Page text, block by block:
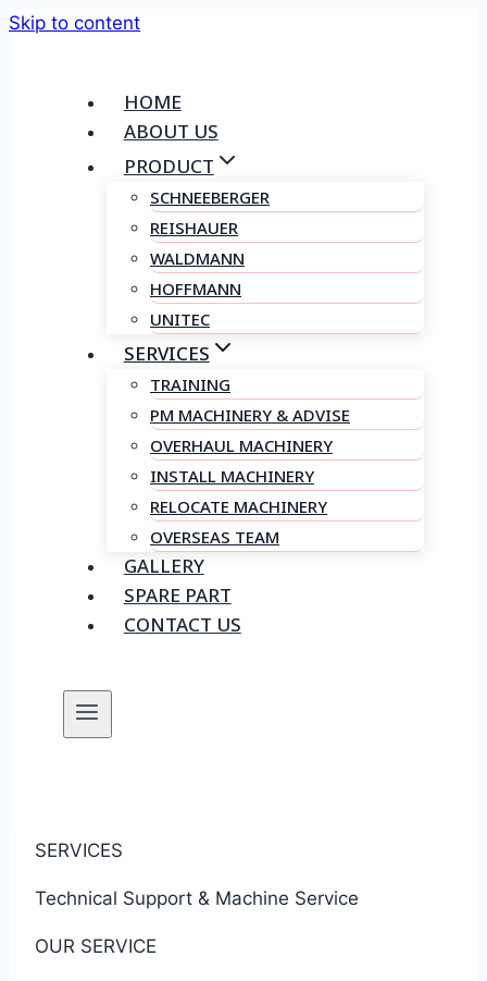
Skip to content
HOME
ABOUT US
PRODUCT
SCHNEEBERGER
REISHAUER
WALDMANN
HOFFMANN
UNITEC
SERVICES
TRAINING
PM MACHINERY & ADVISE
OVERHAUL MACHINERY
INSTALL MACHINERY
RELOCATE MACHINERY
OVERSEAS TEAM
GALLERY
SPARE PART
CONTACT US
SERVICES
Technical Support & Machine Service
OUR SERVICE